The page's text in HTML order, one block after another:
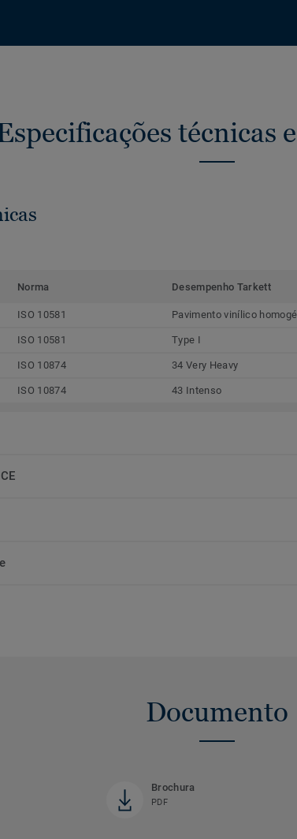
técnicas
Norma Desempenho Tarkett
ISO 10581 Pavimento vinílico
ISO 10581 Type I
ISO 10874 34 Very Heavy
ISO 10874 43 Intenso
Documento
Brochura
PDF